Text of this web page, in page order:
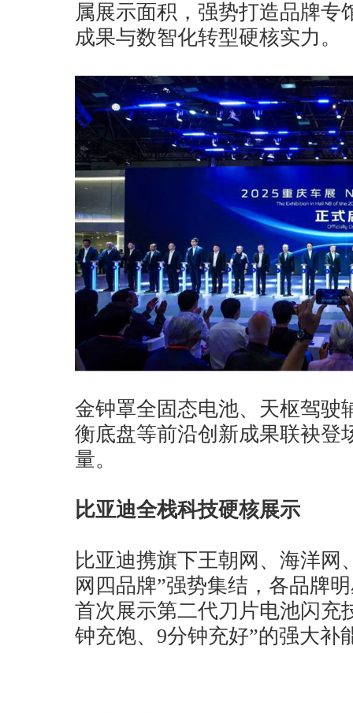
属展示面积，强势打造品牌专
成果与数智化转型硬核实力。
金钟罩全固态电池、天枢驾驶
衡底盘等前沿创新成果联袂登
量。
比亚迪全栈科技硬核展示
比亚迪携旗下王朝网、海洋网
网四品牌”强势集结，各品牌
首次展示第二代刀片电池闪充
钟充饱、9分钟充好”的强大补